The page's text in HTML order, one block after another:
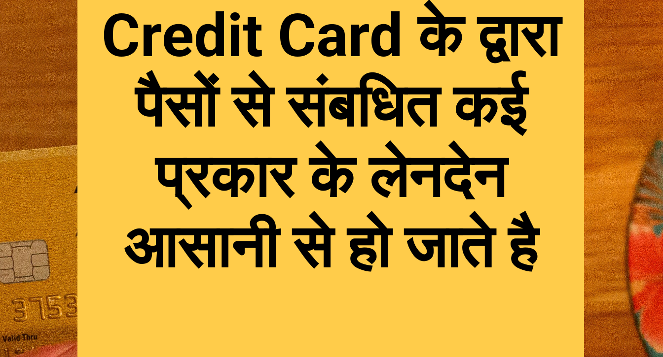
Credit Card के द्वारा
पैसों से संबधित कई
प्रकार के लेनदेन
आसानी से हो जाते है